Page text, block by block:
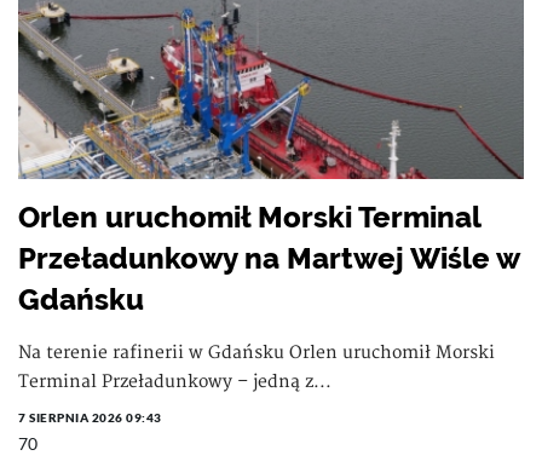
Orlen uruchomił Morski Terminal
Przeładunkowy na Martwej Wiśle w
Gdańsku
Na terenie rafinerii w Gdańsku Orlen uruchomił Morski
Terminal Przeładunkowy – jedną z...
7 SIERPNIA 2026 09:43
70